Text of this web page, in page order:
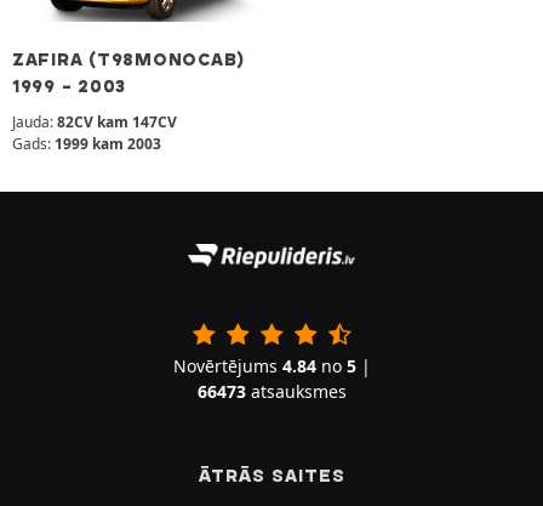
ZAFIRA (T98MONOCAB)
1999 - 2003
Jauda:82CV kam 147CV
Gads: 1999 kam 2003
Novērtējums 4.84no 5|
66473atsauksmes
ĀTRĀS SAITES